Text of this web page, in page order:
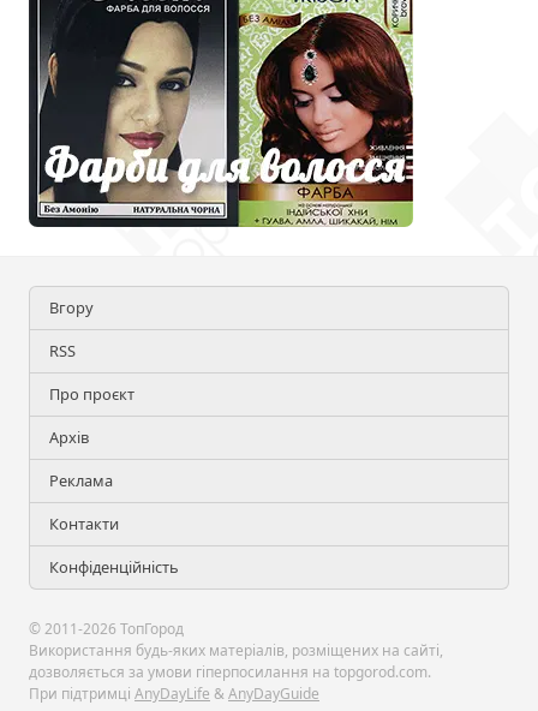
Вгору
RSS
Про проєкт
Архів
Реклама
Контакти
Конфіденційність
© 2011-2026 ТопГород
Використання будь-яких матеріалів, розміщених на сайті,
дозволяється за умови гіперпосилання на topgorod.com.
При підтримці AnyDayLife &AnyDayGuide